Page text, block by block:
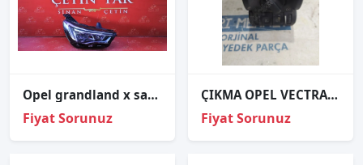
Opel grandland x sağ far sıfır orj 1666090780
Fiyat Sorunuz
ÇIKMA OPEL VECTRA B FAR AYAR DÜĞMESİ 90569814LC
Fiyat Sorunuz